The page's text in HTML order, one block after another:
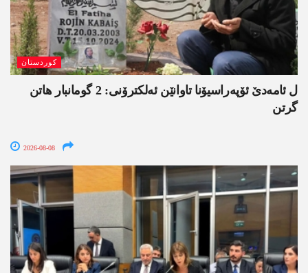
کوردستان
ل ئامەدێ ئۆپەراسیۆنا تاوانێن ئەلکترۆنی: 2 گومانبار ھاتن
گرتن
2026-08-08